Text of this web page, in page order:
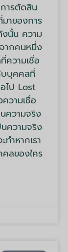
ารตัดสิน
าของการ
นั้น ความ
ากคนหนึ่ง
ความเชื่อ
บบุคคลที่
ไป Lost
วามเชื่อ
ความจริง
ความจริง
ทำหากเรา
ลของใคร